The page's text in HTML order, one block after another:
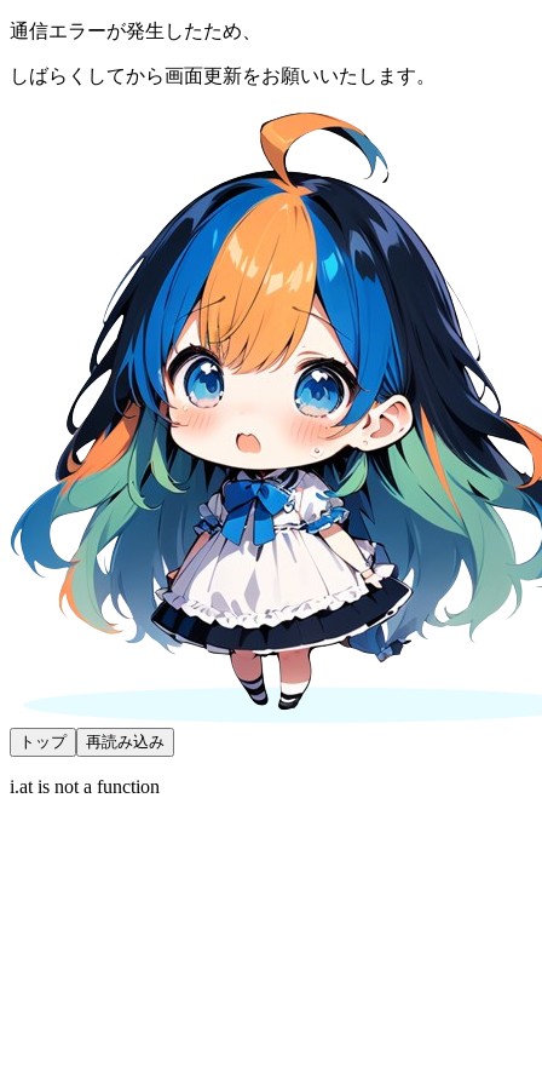
通信エラーが発生したため、
しばらくしてから画面更新をお願いいたします。
トップ 再読み込み
i.at is not a function